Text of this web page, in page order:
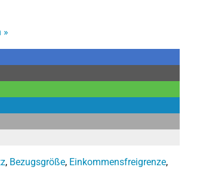
»
, Bezugsgröße, Einkommensfreigrenze,